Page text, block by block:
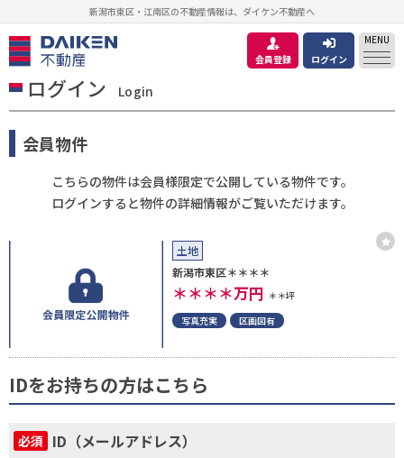
新潟市東区・江南区の不動産情報は、ダイケン不動産へ
会員登録 ログイン
MENU
ログイン Login
会員物件
こちらの物件は会員様限定で公開している物件です。
ログインすると物件の詳細情報がご覧いただけます。
土地
新潟市東区＊＊＊＊
＊＊＊＊万円 ＊＊坪
写真充実
区画図有
IDをお持ちの方はこちら
必須 ID（メールアドレス）